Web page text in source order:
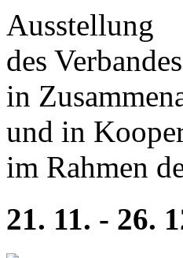
Ausstellung
des
in
und in
im Rahmen
21. 11. - 26.